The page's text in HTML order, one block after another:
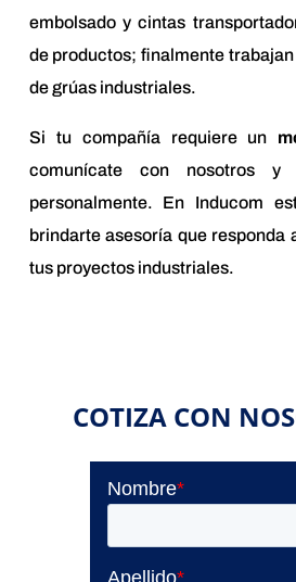
embolsado y cintas
de productos; finalmente
de grúas industriales.
Si tu compañía requiere un
comunícate con nosotros y
personalmente. En Inducom
brindarte asesoría que responda
tus proyectos industriales.
COTIZA CON